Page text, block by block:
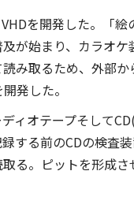
を開発した。「
が始まり、カラオケ
み取るため、外部か
発した。
ィオテープそして
する前のCDの検査
る。ピットを形成